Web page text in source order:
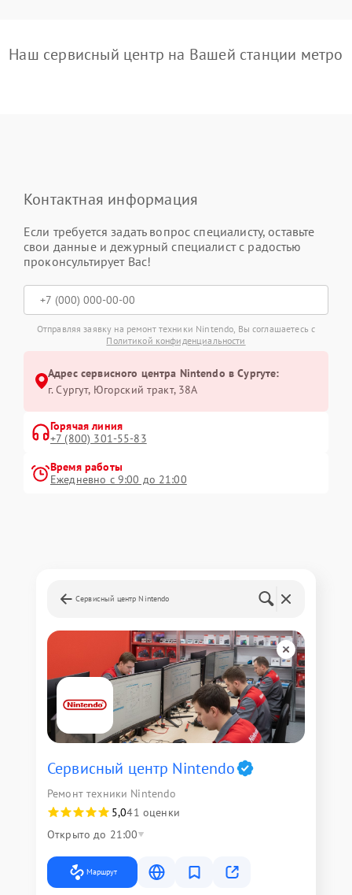
Наш сервисный центр на Вашей станции метро
Контактная информация
Если требуется задать вопрос специалисту, оставьте
свои данные и дежурный специалист с радостью
проконсультирует Вас!
Отправляя заявку на ремонт техники Nintendo, Вы соглашаетесь с
Политикой конфиденциальности
Адрес сервисного центра Nintendo в Сургуте:
г. Сургут, Югорский тракт, 38А
Горячая линия
+7 (800) 301-55-83
Время работы
Ежедневно с 9:00 до 21:00
Сервисный центр Nintendo
Сервисный центр Nintendo
Ремонт техники Nintendo
5,041 оценки
Открыто до 21:00
Маршрут